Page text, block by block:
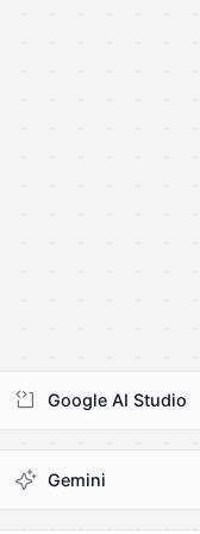
Google AI Studio
Gemini